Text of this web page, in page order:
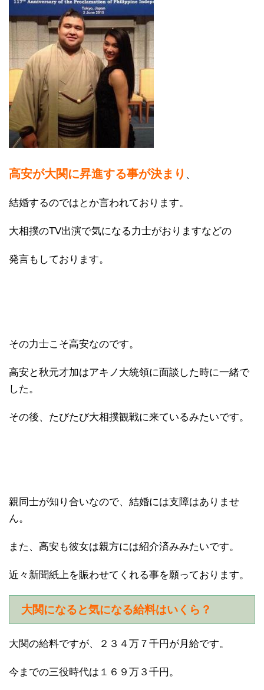
高安が大関に昇進する事が決まり 、
結婚するのではとか言われております。
大相撲のTV出演で気になる力士がおりますなどの
発言もしております。
その力士こそ高安なのです。
高安と秋元才加はアキノ大統領に面談した時に一緒で
した。
その後、たびたび大相撲観戦に来ているみたいです。
親同士が知り合いなので、結婚には支障はありませ
ん。
また、高安も彼女は親方には紹介済みみたいです。
近々新聞紙上を賑わせてくれる事を願っております。
大関になると気になる給料はいくら？
大関の給料ですが、２３４万７千円が月給です。
今までの三役時代は１６９万３千円。